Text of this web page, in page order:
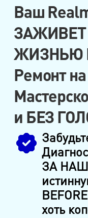
Ваш
ЖИЗНЬЮ
Ремонт
и БЕЗ
ЗА НАШ
хоть